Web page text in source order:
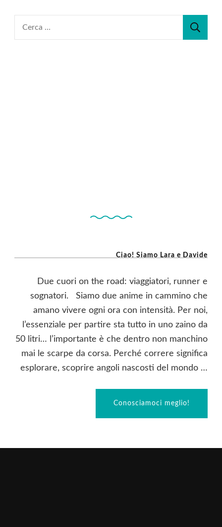
Ciao! Siamo Lara e Davide
Due cuori on the road: viaggiatori, runner e
sognatori. Siamo due anime in cammino che
amano vivere ogni ora con intensità. Per noi,
l’essenziale per partire sta tutto in uno zaino da
50 litri… l’importante è che dentro non manchino
mai le scarpe da corsa. Perché correre significa
esplorare, scoprire angoli nascosti del mondo …
Conosciamoci meglio!